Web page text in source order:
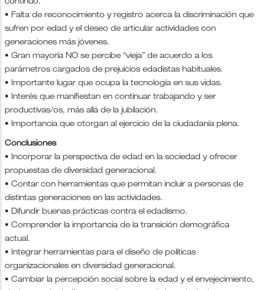
continuo.
• Falta de reconocimiento y registro acerca la discriminación que
sufren por edad y el deseo de articular actividades con
generaciones más jóvenes.
• Gran mayoría NO se percibe “vieja” de acuerdo a los
parámetros cargados de prejuicios edadistas habituales.
• Importante lugar que ocupa la tecnología en sus vidas.
• Interés que manifiestan en continuar trabajando y ser
productivas/os, más allá de la jubilación.
• Importancia que otorgan al ejercicio de la ciudadanía plena.
Conclusiones
• Incorporar la perspectiva de edad en la sociedad y ofrecer
propuestas de diversidad generacional.
• Contar con herramientas que permitan incluir a personas de
distintas generaciones en las actividades.
• Difundir buenas prácticas contra el edadismo.
• Comprender la importancia de la transición demográfica
actual.
• Integrar herramientas para el diseño de políticas
organizacionales en diversidad generacional.
• Cambiar la percepción social sobre la edad y el envejecimiento,